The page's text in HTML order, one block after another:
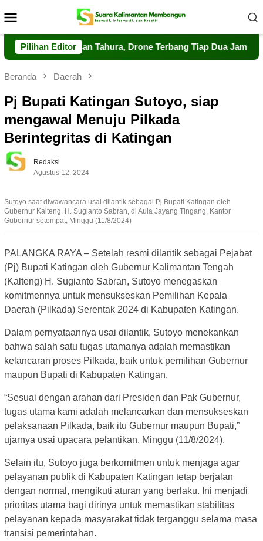
ke
Mobile
Pilihan EditorTahura, Drone Terbang Tiap Dua Jam
Beranda Daerah
Pj Bupati Katingan Sutoyo, siap
mengawal Menuju Pilkada
Berintegritas di Katingan
Redaksi
Agustus 12, 2024
Sutoyo saat diwawancara usai dilantik sebagai Pj Bupati Katingan oleh
Gubernur Kalteng, H. Sugianto Sabran, di Aula Jayang Tingang, Kantor
Gubernur setempat, Minggu (11/8/2024)
PALANGKA RAYA – Setelah resmi dilantik sebagai Pejabat
(Pj) Bupati Katingan oleh Gubernur Kalimantan Tengah
(Kalteng) H. Sugianto Sabran, Sutoyo menegaskan
komitmennya untuk mensukseskan Pemilihan Kepala
Daerah (Pilkada) Serentak 2024 di Kabupaten Katingan.
Dalam pernyataannya usai dilantik, Sutoyo menekankan
bahwa salah satu tugas utamanya adalah memastikan
kelancaran proses Pilkada, baik untuk pemilihan Gubernur
maupun Bupati di Kabupaten Katingan.
“Sesuai dengan arahan dari Presiden dan Pak Gubernur,
tugas utama kami adalah melancarkan dan mensukseskan
pelaksanaan Pilkada, baik itu Gubernur maupun Bupati,”
ujarnya usai upacara pelantikan, Minggu (11/8/2024).
Selain itu, Sutoyo juga berkomitmen untuk menjaga agar
pelayanan publik di Kabupaten Katingan tetap berjalan
dengan normal, mengikuti aturan yang berlaku. Ini menjadi
prioritas utama bagi dirinya untuk memastikan stabilitas
pelayanan kepada masyarakat tidak terganggu selama masa
transisi pemerintahan.